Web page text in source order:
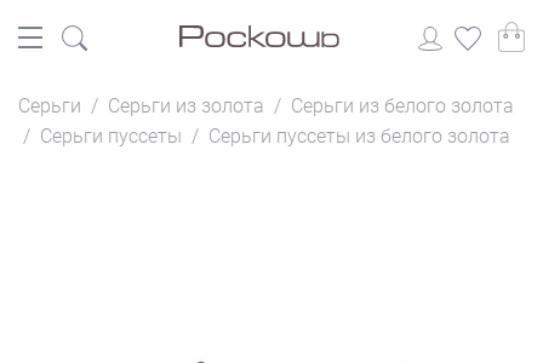
Серьги / Серьги из золота / Серьги из белого золота
/ Серьги пуссеты / Серьги пуссеты из белого золота